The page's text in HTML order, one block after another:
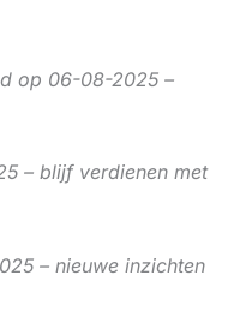
op 06-08-2025 –
– blijf verdienen met
– nieuwe inzichten